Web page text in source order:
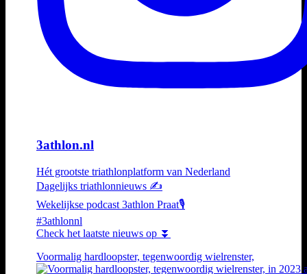
3athlon.nl
Hét grootste triathlonplatform van Nederland
Dagelijks triathlonnieuws ✍️
Wekelijkse podcast 3athlon Praat🎙️
#3athlonnl
Check het laatste nieuws op ⏬
Voormalig hardloopster, tegenwoordig wielrenster,